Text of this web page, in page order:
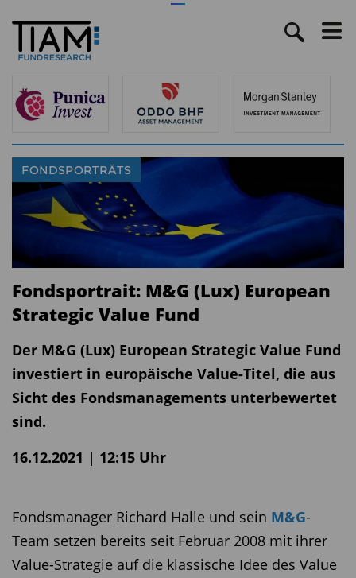
FONDSPORTRÄTS
Fondsportrait: M&G (Lux) European
Strategic Value Fund
Der M&G (Lux) European Strategic Value Fund
investiert in europäische Value-Titel, die aus
Sicht des Fondsmanagements unterbewertet
sind.
16.12.2021 | 12:15 Uhr
Fondsmanager Richard Halle und sein M&G-
Team setzen bereits seit Februar 2008 mit ihrer
Value-Strategie auf die klassische Idee des Value